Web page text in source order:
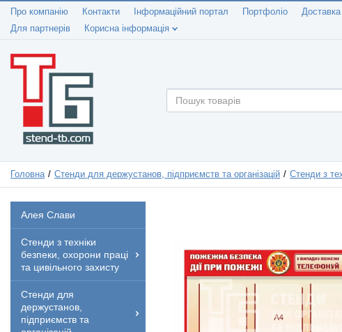
Про компанію Контакти Інформаційний портал Портфоліо
Для партнерів
Корисна інформація
Головна Стенди для держустанов, підприємств та організацій Стенди з
Алея Слави
Стенди з техніки
безпеки, охорони праці
та цивільного захисту
Стенди для
держустанов,
підприємств та